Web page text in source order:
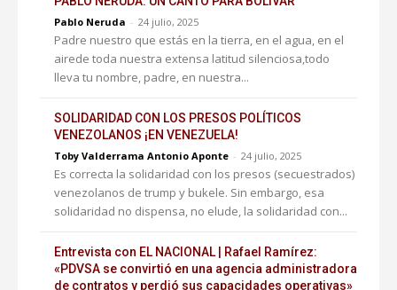
Pablo Neruda - 24 julio, 2025
Padre nuestro que estás en la tierra, en el agua, en el
airede toda nuestra extensa latitud silenciosa,todo
lleva tu nombre, padre, en nuestra...
SOLIDARIDAD CON LOS PRESOS POLÍTICOS
VENEZOLANOS ¡EN VENEZUELA!
Toby Valderrama Antonio Aponte - 24 julio, 2025
Es correcta la solidaridad con los presos (secuestrados)
venezolanos de trump y bukele. Sin embargo, esa
solidaridad no dispensa, no elude, la solidaridad con...
Entrevista con EL NACIONAL | Rafael Ramírez:
«PDVSA se convirtió en una agencia administradora
de contratos y perdió sus capacidades operativas»